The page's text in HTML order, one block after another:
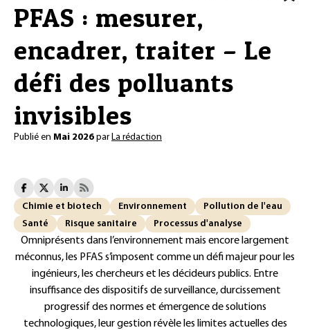
PFAS : mesurer,
encadrer, traiter – Le
défi des polluants
invisibles
Publié en Mai 2026 par La rédaction
Chimie et biotech Environnement
Pollution de l'eau
Santé
Risque sanitaire Processus d'analyse
Omniprésents dans l’environnement mais encore largement
méconnus, les PFAS s’imposent comme un défi majeur pour les
ingénieurs, les chercheurs et les décideurs publics. Entre
insuffisance des dispositifs de surveillance, durcissement
progressif des normes et émergence de solutions
technologiques, leur gestion révèle les limites actuelles des